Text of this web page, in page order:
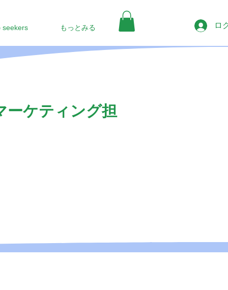
seekers もっとみる ロ
ーケティング担